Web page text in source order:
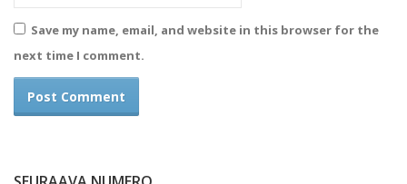
Save my name, email, and website in this browser for the
next time I comment.